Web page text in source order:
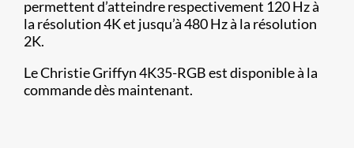
permettent d’atteindre respectivement 120 Hz à
la résolution 4K et jusqu’à 480 Hz à la résolution
2K.
Le Christie Griffyn 4K35-RGB est disponible à la
commande dès maintenant.